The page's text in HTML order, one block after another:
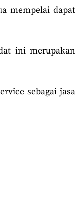
mempelai dapat
ini merupakan
sebagai jasa